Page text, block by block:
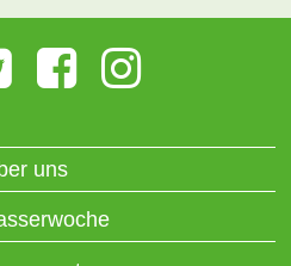
uns